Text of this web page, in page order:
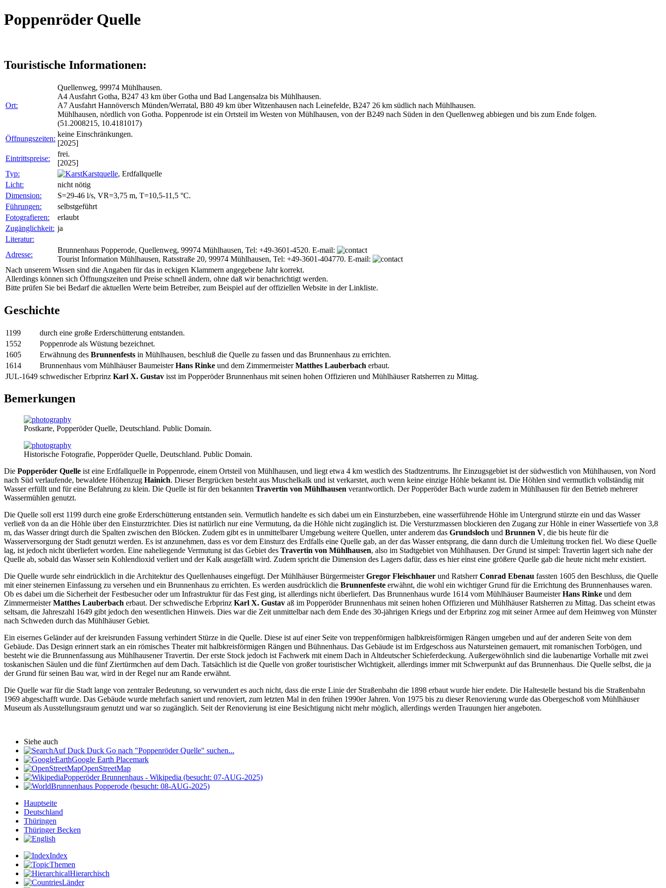
Poppenröder Quelle
Touristische Informationen:
Ort:
Quellenweg, 99974 Mühlhausen.
A4 Ausfahrt Gotha, B247 43 km über Gotha und Bad Langensalza bis Mühlhausen.
A7 Ausfahrt Hannöversch Münden/Werratal, B80 49 km über Witzenhausen nach Leinefelde, B247 26 km südlich nach Mühlhausen.
Mühlhausen, nördlich von Gotha. Poppenrode ist ein Ortsteil im Westen von Mühlhausen, von der B249 nach Süden in den Quellenweg abbiegen und bis zum Ende folgen.
(51.2008215, 10.4181017)
Öffnungszeiten:
keine Einschränkungen.
[2025]
Eintrittspreise:
frei.
[2025]
Typ:
Karstquelle, Erdfallquelle
Licht:
nicht nötig
Dimension:
S=29-46 l/s, VR=3,75 m, T=10,5-11,5 °C.
Führungen:
selbstgeführt
Fotografieren:
erlaubt
Zugänglichkeit: ja
Literatur:
Adresse:
Brunnenhaus Popperode, Quellenweg, 99974 Mühlhausen, Tel: +49-3601-4520. E-mail:
Tourist Information Mühlhausen, Ratsstraße 20, 99974 Mühlhausen, Tel: +49-3601-404770. E-mail:
Nach unserem Wissen sind die Angaben für das in eckigen Klammern angegebene Jahr korrekt.
Allerdings können sich Öffnungszeiten und Preise schnell ändern, ohne daß wir benachrichtigt werden.
Bitte prüfen Sie bei Bedarf die aktuellen Werte beim Betreiber, zum Beispiel auf der offiziellen Website in der Linkliste.
Geschichte
1199
durch eine große Erderschütterung entstanden.
1552
Poppenrode als Wüstung bezeichnet.
1605
Erwähnung des Brunnenfests in Mühlhausen, beschluß die Quelle zu fassen und das Brunnenhaus zu errichten.
1614
Brunnenhaus vom Mühlhäuser BaumeisterHans Rinke und dem ZimmermeisterMatthes Lauberbach erbaut.
JUL-1649 schwedischer Erbprinz Karl X. Gustav isst im Popperöder Brunnenhaus mit seinen hohen Offizieren und Mühlhäuser Ratsherren zu Mittag.
Bemerkungen
Postkarte, Popperöder Quelle, Deutschland. Public Domain.
Historische Fotografie, Popperöder Quelle, Deutschland. Public Domain.
Die Popperöder Quelle ist eine Erdfallquelle in Poppenrode, einem Ortsteil von Mühlhausen, und liegt etwa 4 km westlich des Stadtzentrums. Ihr Einzugsgebiet ist der südwestlich von Mühlhausen, von Nord
nach Süd verlaufende, bewaldete Höhenzug Hainich. Dieser Bergrücken besteht aus Muschelkalk und ist verkarstet, auch wenn keine einzige Höhle bekannt ist. Die Höhlen sind vermutlich vollständig mit
Wasser erfüllt und für eine Befahrung zu klein. Die Quelle ist für den bekannten Travertin von Mühlhausen verantwortlich. Der Popperöder Bach wurde zudem in Mühlhausen für den Betrieb mehrerer
Wassermühlen genutzt.
Die Quelle soll erst 1199 durch eine große Erderschütterung entstanden sein. Vermutlich handelte es sich dabei um ein Einsturzbeben, eine wasserführende Höhle im Untergrund stürzte ein und das Wasser
verließ von da an die Höhle über den Einsturztrichter. Dies ist natürlich nur eine Vermutung, da die Höhle nicht zugänglich ist. Die Versturzmassen blockieren den Zugang zur Höhle in einer Wassertiefe von 3,8
m, das Wasser dringt durch die Spalten zwischen den Blöcken. Zudem gibt es in unmittelbarer Umgebung weitere Quellen, unter anderem das Grundsloch und Brunnen V, die bis heute für die
Wasserversorgung der Stadt genutzt werden. Es ist anzunehmen, dass es vor dem Einsturz des Erdfalls eine Quelle gab, an der das Wasser entsprang, die dann durch die Umleitung trocken fiel. Wo diese Quelle
lag, ist jedoch nicht überliefert worden. Eine naheliegende Vermutung ist das Gebiet des Travertin von Mühlhausen, also im Stadtgebiet von Mühlhausen. Der Grund ist simpel: Travertin lagert sich nahe der
Quelle ab, sobald das Wasser sein Kohlendioxid verliert und der Kalk ausgefällt wird. Zudem spricht die Dimension des Lagers dafür, dass es hier einst eine größere Quelle gab die heute nicht mehr existiert.
Die Quelle wurde sehr eindrücklich in die Architektur des Quellenhauses eingefügt. Der Mühlhäuser BürgermeisterGregor Fleischhauer und RatsherrConrad Ebenau fassten 1605 den Beschluss, die Quelle
mit einer steinernen Einfassung zu versehen und ein Brunnenhaus zu errichten. Es werden ausdrücklich die Brunnenfeste erwähnt, die wohl ein wichtiger Grund für die Errichtung des Brunnenhauses waren.
Ob es dabei um die Sicherheit der Festbesucher oder um Infrastruktur für das Fest ging, ist allerdings nicht überliefert. Das Brunnenhaus wurde 1614 vom Mühlhäuser BaumeisterHans Rinke und dem
ZimmermeisterMatthes Lauberbach erbaut. Der schwedische Erbprinz Karl X. Gustav aß im Popperöder Brunnenhaus mit seinen hohen Offizieren und Mühlhäuser Ratsherren zu Mittag. Das scheint etwas
seltsam, die Jahreszahl 1649 gibt jedoch den wesentlichen Hinweis. Dies war die Zeit unmittelbar nach dem Ende des 30-jährigen Kriegs und der Erbprinz zog mit seiner Armee auf dem Heimweg von Münster
nach Schweden durch das Mühlhäuser Gebiet.
Ein eisernes Geländer auf der kreisrunden Fassung verhindert Stürze in die Quelle. Diese ist auf einer Seite von treppenförmigen halbkreisförmigen Rängen umgeben und auf der anderen Seite von dem
Gebäude. Das Design erinnert stark an ein römisches Theater mit halbkreisförmigen Rängen und Bühnenhaus. Das Gebäude ist im Erdgeschoss aus Natursteinen gemauert, mit romanischen Torbögen, und
besteht wie die Brunnenfassung aus Mühlhausener Travertin. Der erste Stock jedoch ist Fachwerk mit einem Dach in Altdeutscher Schieferdeckung. Außergewöhnlich sind die laubenartige Vorhalle mit zwei
toskanischen Säulen und die fünf Ziertürmchen auf dem Dach. Tatsächlich ist die Quelle von großer touristischer Wichtigkeit, allerdings immer mit Schwerpunkt auf das Brunnenhaus. Die Quelle selbst, die ja
der Grund für seinen Bau war, wird in der Regel nur am Rande erwähnt.
Die Quelle war für die Stadt lange von zentraler Bedeutung, so verwundert es auch nicht, dass die erste Linie der Straßenbahn die 1898 erbaut wurde hier endete. Die Haltestelle bestand bis die Straßenbahn
1969 abgeschafft wurde. Das Gebäude wurde mehrfach saniert und renoviert, zum letzten Mal in den frühen 1990er Jahren. Von 1975 bis zu dieser Renovierung wurde das Obergeschoß vom Mühlhäuser
Museum als Ausstellungsraum genutzt und war so zugänglich. Seit der Renovierung ist eine Besichtigung nicht mehr möglich, allerdings werden Trauungen hier angeboten.
Siehe auch
Auf Duck Duck Go nach "Poppenröder Quelle" suchen...
Google Earth Placemark
OpenStreetMap
Popperöder Brunnenhaus - Wikipedia (besucht: 07-AUG-2025)
Brunnenhaus Popperode (besucht: 08-AUG-2025)
Hauptseite
Deutschland
Thüringen
Thüringer Becken
Index
Themen
Hierarchisch
Länder